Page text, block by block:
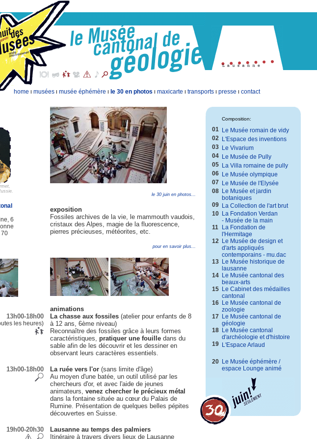
home I musées I musée éphémère I le 30 en photos I maxicarte I transports I presse I contact
6
le 30 juin en photos...
exposition
Fossiles archives de la vie, le mammouth vaudois,
cristaux des Alpes, magie de la fluorescence,
pierres précieuses, météorites, etc.
pour en savoir plus...
animations
13h00-18h00
les heures)
La chasse aux fossiles (atelier pour enfants de 8
à 12 ans, 6ème niveau)
Reconnaître des fossiles grâce à leurs formes
caractéristiques, pratiquer une fouilledans du
sable afin de les découvrir et les dessiner en
observant leurs caractères essentiels.
13h00-18h00 La ruée vers l'or(sans limite d'âge)
Au moyen d'une batée, un outil utilisé par les
chercheurs d'or, et avec l'aide de jeunes
animateurs, venez chercher le précieux métal
dans la fontaine située au cœur du Palais de
Rumine. Présentation de quelques belles pépites
découvertes en Suisse.
19h00-20h30
Lausanne au temps des palmiers
Itinéraire à travers divers lieux de Lausanne
Composition:
01
Le Musée romain de vidy
02
L'Espace des inventions
03
Le Vivarium
04
Le Musée de Pully
05
La Villa romaine de pully
06
Le Musée olympique
07
Le Musée de l'Elysée
08
Le Musée et jardin
botaniques
09
La Collection de l'art brut
10
La Fondation Verdan
- Musée de la main
11
La Fondation de
l'Hermitage
12
Le Musée de design et
d'arts appliqués
contemporains - mu.dac
13
Le Musée historique de
lausanne
14
Le Musée cantonal des
beaux-arts
15
Le Cabinet des médailles
cantonal
16
Le Musée cantonal de
zoologie
17
Le Musée cantonal de
géologie
18
Le Musée cantonal
d'archéologie et d'histoire
19
L'Espace Arlaud
20
Le Musée éphémère /
espace Lounge animé